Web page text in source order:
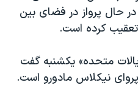
ایران
در حال پرواز در فضای بین
تعقیب کرده است.
متحده» یکشنبه گفت
نیکلاس مادورو است.